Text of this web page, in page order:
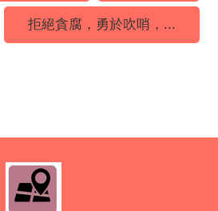
拒絕貪腐，勇於吹哨，...